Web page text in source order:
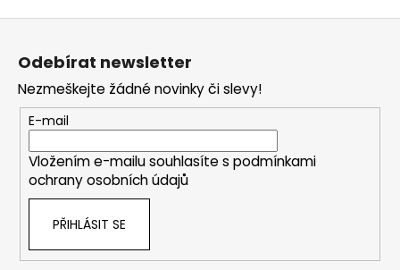
v
i
s
u
Odebírat newsletter
Nezmeškejte žádné novinky či slevy!
E-mail
Vložením e-mailu souhlasíte s podmínkami
ochrany osobních údajů
PŘIHLÁSIT SE